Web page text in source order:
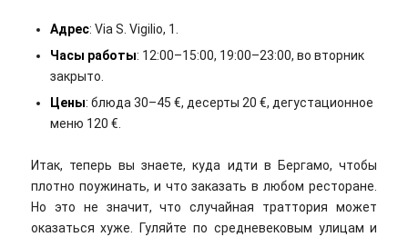
Адрес: Via S. Vigilio, 1.
Часы работы: 12:00–15:00, 19:00–23:00, во вторник
закрыто.
Цены: блюда 30–45 €, десерты 20 €, дегустационное
меню 120 €.
Итак, теперь вы знаете, куда идти в Бергамо, чтобы
плотно поужинать, и что заказать в любом ресторане.
Но это не значит, что случайная траттория может
оказаться хуже. Гуляйте по средневековым улицам и